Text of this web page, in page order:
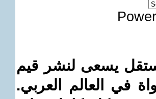
يسعى لنشر قيم
في العالم العربي.